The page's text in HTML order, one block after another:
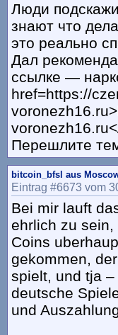
Люди
знают что
это реально
Дал
ссылке —
href=https://
Перешлите
bitcoin_bfsl aus
Eintrag #6673 vom
Bei mir lauft
ehrlich zu
Coins
gekommen,
spielt, und tja
deutsche
und